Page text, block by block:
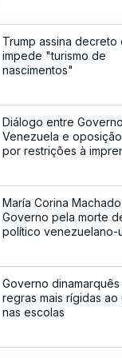
Trump assina decreto
impede "turismo de
nascimentos"
Diálogo entre
Venezuela e
por restrições à
María Corina
Governo pela morte
político venezuelano-
Governo dinamarquês
regras mais rígidas ao
nas escolas